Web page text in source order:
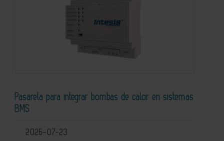
Pasarela para integrar bombas de calor en sistemas
BMS
2026-07-23